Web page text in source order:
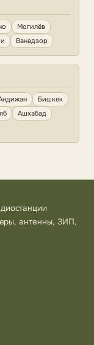
Могилёв
Ванадзор
Бишкек
Ашхабад
антенны, ЗИП,